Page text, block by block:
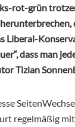
rot-grün
herunterbrechen,
Liberal-
dass man
Tizian
regelmäßig